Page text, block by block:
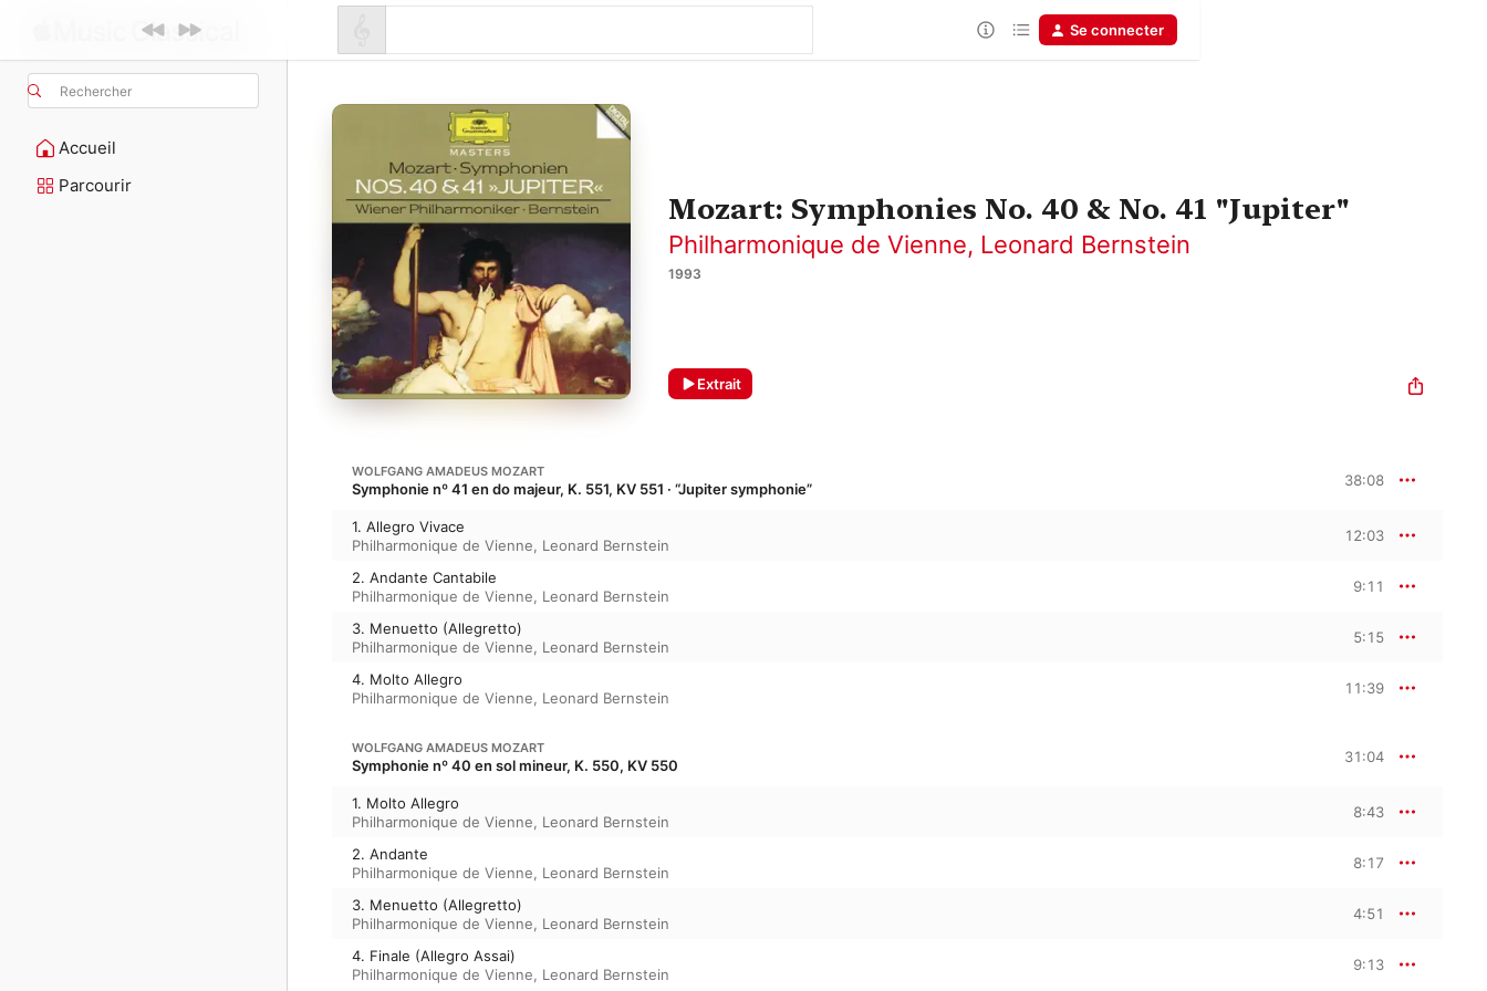
Rechercher
Accueil
Parcourir
Se connecter
Mozart: Symphonies No. 40 & No. 41 "Jupiter"
Philharmonique de Vienne, Leonard Bernstein
1993
Extrait
WOLFGANG AMADEUS MOZART
Symphonie nº 41 en do majeur, K. 551, KV 551 · “Jupiter symphonie” 38:08
1. Allegro Vivace
Philharmonique de Vienne, Leonard Bernstein
12:03
2. Andante Cantabile
Philharmonique de Vienne, Leonard Bernstein
9:11
3. Menuetto (Allegretto)
Philharmonique de Vienne, Leonard Bernstein
5:15
4. Molto Allegro
Philharmonique de Vienne, Leonard Bernstein
11:39
WOLFGANG AMADEUS MOZART
Symphonie nº 40 en sol mineur, K. 550, KV 550 31:04
1. Molto Allegro
Philharmonique de Vienne, Leonard Bernstein
8:43
2. Andante
Philharmonique de Vienne, Leonard Bernstein
8:17
3. Menuetto (Allegretto)
Philharmonique de Vienne, Leonard Bernstein
4:51
4. Finale (Allegro Assai)
Philharmonique de Vienne, Leonard Bernstein
9:13